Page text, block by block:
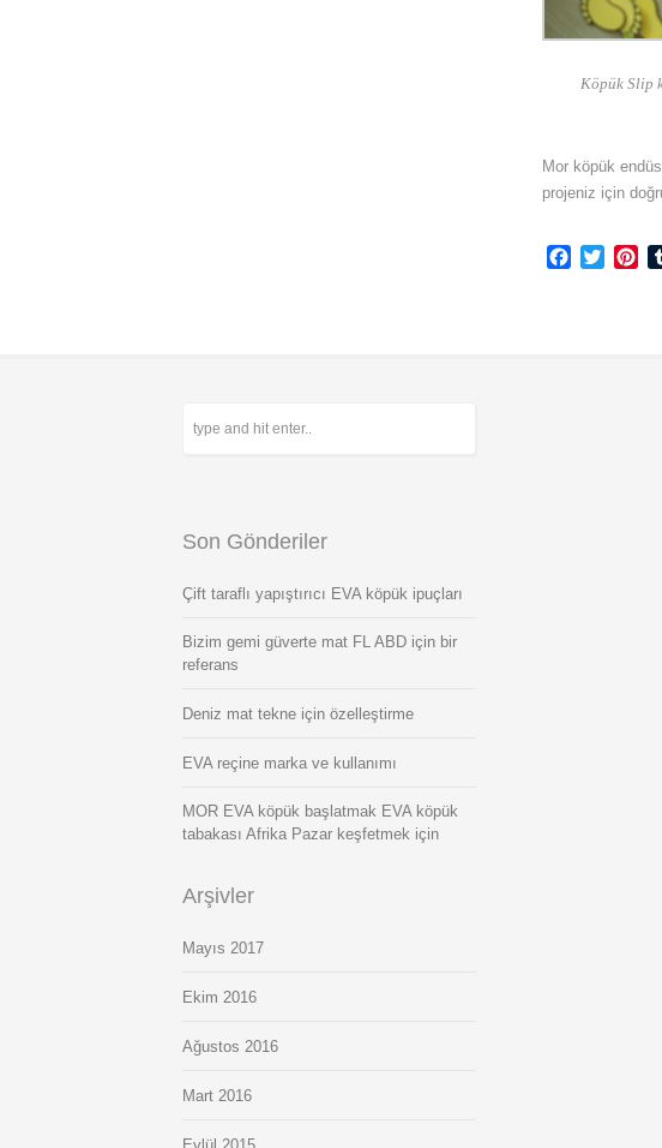
Köpük Slip
Mor köpük
projeniz için
Facebook
Twitter
Son Gönderiler
Çift taraflı yapıştırıcı EVA köpük ipuçları
Bizim gemi güverte mat FL ABD için bir
referans
Deniz mat tekne için özelleştirme
EVA reçine marka ve kullanımı
MOR EVA köpük başlatmak EVA köpük
tabakası Afrika Pazar keşfetmek için
Arşivler
Mayıs 2017
Ekim 2016
Ağustos 2016
Mart 2016